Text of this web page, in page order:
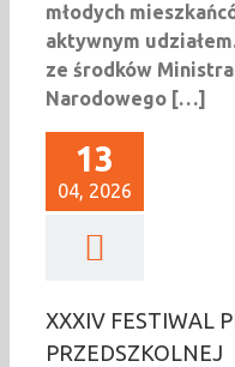
młodych
aktywnym
ze środków
Narodowego […]
13
04, 2026
XXXIV FESTIWAL
PRZEDSZKOLNEJ